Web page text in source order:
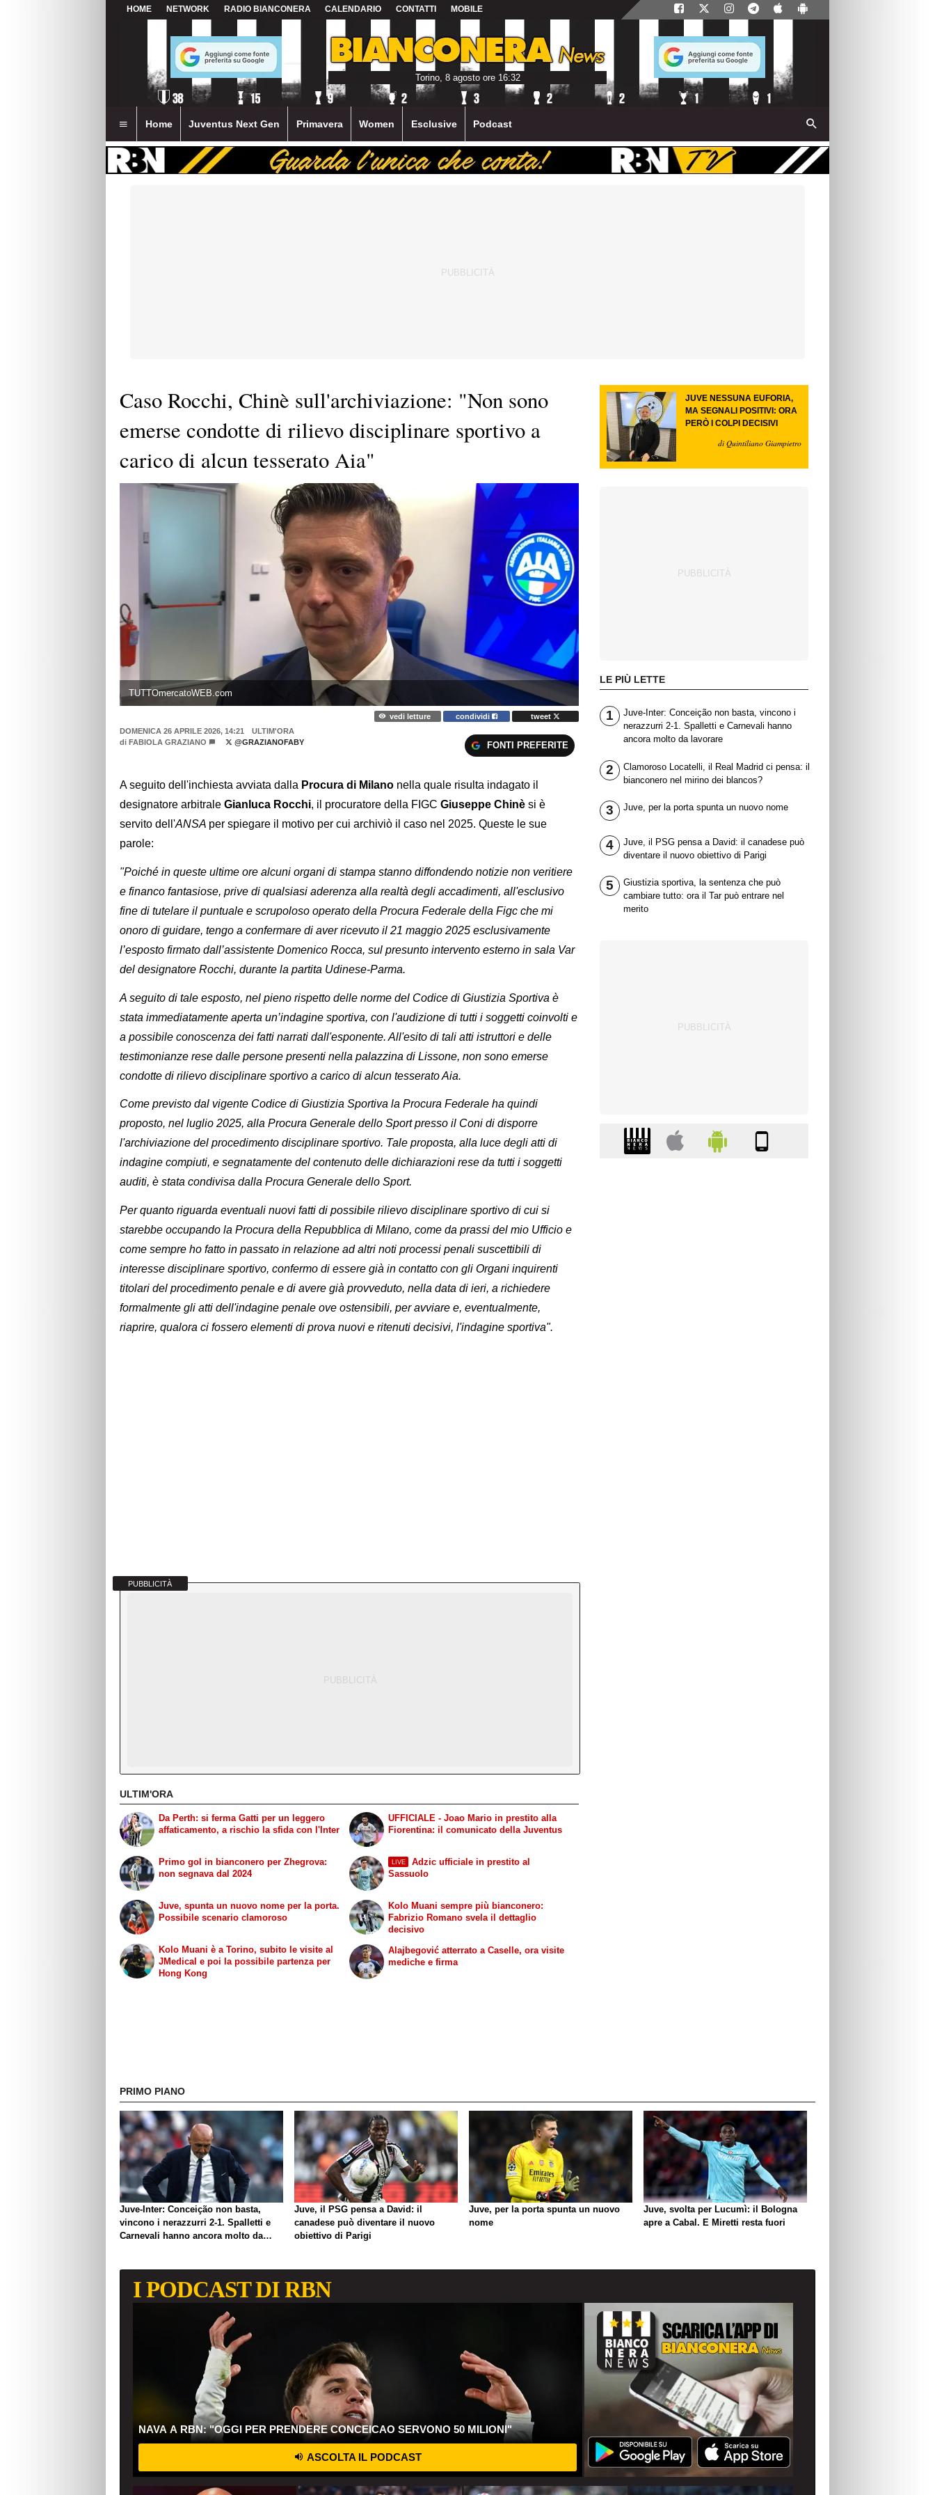
HOME NETWORK RADIO BIANCONERA CALENDARIO CONTATTI MOBILE
Torino, 8 agosto ore 16:32
Home Juventus Next Gen Primavera Women Esclusive Podcast
Caso Rocchi, Chinè sull'archiviazione: "Non sono
emerse condotte di rilievo disciplinare sportivo a
carico di alcun tesserato Aia"
TUTTOmercatoWEB.com
vedi letture condividi
tweet
DOMENICA 26 APRILE 2026, 14:21
ULTIM'ORA
di FABIOLA GRAZIANO @GRAZIANOFABY FONTI PREFERITE
A seguito dell'inchiesta avviata dalla Procura di Milano nella quale risulta indagato il
designatore arbitrale Gianluca Rocchi, il procuratore della FIGC Giuseppe Chinè si è
servito dell'ANSA per spiegare il motivo per cui archiviò il caso nel 2025. Queste le sue
parole:
"Poiché in queste ultime ore alcuni organi di stampa stanno diffondendo notizie non veritiere
e financo fantasiose, prive di qualsiasi aderenza alla realtà degli accadimenti, all'esclusivo
fine di tutelare il puntuale e scrupoloso operato della Procura Federale della Figc che mi
onoro di guidare, tengo a confermare di aver ricevuto il 21 maggio 2025 esclusivamente
l’esposto firmato dall’assistente Domenico Rocca, sul presunto intervento esterno in sala Var
del designatore Rocchi, durante la partita Udinese-Parma.
A seguito di tale esposto, nel pieno rispetto delle norme del Codice di Giustizia Sportiva è
stata immediatamente aperta un’indagine sportiva, con l'audizione di tutti i soggetti coinvolti e
a possibile conoscenza dei fatti narrati dall'esponente. All'esito di tali atti istruttori e delle
testimonianze rese dalle persone presenti nella palazzina di Lissone, non sono emerse
condotte di rilievo disciplinare sportivo a carico di alcun tesserato Aia.
Come previsto dal vigente Codice di Giustizia Sportiva la Procura Federale ha quindi
proposto, nel luglio 2025, alla Procura Generale dello Sport presso il Coni di disporre
l'archiviazione del procedimento disciplinare sportivo. Tale proposta, alla luce degli atti di
indagine compiuti, e segnatamente del contenuto delle dichiarazioni rese da tutti i soggetti
auditi, è stata condivisa dalla Procura Generale dello Sport.
Per quanto riguarda eventuali nuovi fatti di possibile rilievo disciplinare sportivo di cui si
starebbe occupando la Procura della Repubblica di Milano, come da prassi del mio Ufficio e
come sempre ho fatto in passato in relazione ad altri noti processi penali suscettibili di
interesse disciplinare sportivo, confermo di essere già in contatto con gli Organi inquirenti
titolari del procedimento penale e di avere già provveduto, nella data di ieri, a richiedere
formalmente gli atti dell'indagine penale ove ostensibili, per avviare e, eventualmente,
riaprire, qualora ci fossero elementi di prova nuovi e ritenuti decisivi, l'indagine sportiva".
PUBBLICITÀ
ULTIM'ORA
Da Perth: si ferma Gatti per un leggero
affaticamento, a rischio la sfida con l'Inter
Primo gol in bianconero per Zhegrova:
non segnava dal 2024
UFFICIALE - Joao Mario in prestito alla
Fiorentina: il comunicato della Juventus
LIVE
Adzic ufficiale in prestito al
Sassuolo
Juve, spunta un nuovo nome per la porta.
Possibile scenario clamoroso
Kolo Muani è a Torino, subito le visite al
JMedical e poi la possibile partenza per
Hong Kong
Kolo Muani sempre più bianconero:
Fabrizio Romano svela il dettaglio
decisivo
Alajbegović atterrato a Caselle, ora visite
mediche e firma
JUVE NESSUNA EUFORIA,
MA SEGNALI POSITIVI: ORA
PERÒ I COLPI DECISIVI
di Quintiliano Giampietro
LE PIÙ LETTE
1
Juve-Inter: Conceição non basta, vincono i
nerazzurri 2-1. Spalletti e Carnevali hanno
ancora molto da lavorare
2
Clamoroso Locatelli, il Real Madrid ci pensa: il
bianconero nel mirino dei blancos?
3 Juve, per la porta spunta un nuovo nome
4
Juve, il PSG pensa a David: il canadese può
diventare il nuovo obiettivo di Parigi
5
Giustizia sportiva, la sentenza che può
cambiare tutto: ora il Tar può entrare nel
merito
PRIMO PIANO
Juve-Inter: Conceição non basta,
vincono i nerazzurri 2-1. Spalletti e
Carnevali hanno ancora molto da
Juve, il PSG pensa a David: il
canadese può diventare il nuovo
obiettivo di Parigi
Juve, per la porta spunta un nuovo
nome
Juve, svolta per Lucumì: il Bologna
apre a Cabal. E Miretti resta fuori
I PODCAST DI RBN
NAVA A RBN: "OGGI PER PRENDERE CONCEICAO SERVONO 50 MILIONI"
ASCOLTA IL PODCAST